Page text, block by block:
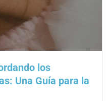
los
Una Guía para la